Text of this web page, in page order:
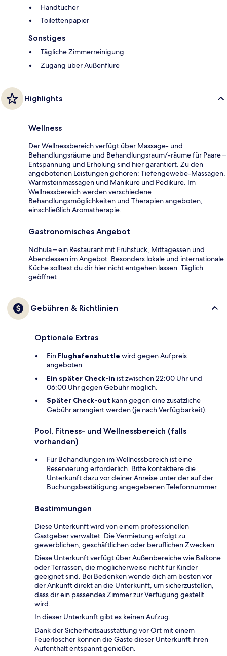
Handtücher
Toilettenpapier
Sonstiges
Tägliche Zimmerreinigung
Zugang über Außenflure
Highlights
Wellness
Der Wellnessbereich verfügt über Massage- und
Behandlungsräume und Behandlungsraum/-räume für Paare –
Entspannung und Erholung sind hier garantiert. Zu den
angebotenen Leistungen gehören: Tiefengewebe-Massagen,
Warmsteinmassagen und Maniküre und Pediküre. Im
Wellnessbereich werden verschiedene
Behandlungsmöglichkeiten und Therapien angeboten,
einschließlich Aromatherapie.
Gastronomisches Angebot
Ndhula – ein Restaurant mit Frühstück, Mittagessen und
Abendessen im Angebot. Besonders lokale und internationale
Küche solltest du dir hier nicht entgehen lassen. Täglich
geöffnet
Gebühren & Richtlinien
Optionale Extras
Ein Flughafenshuttle wird gegen Aufpreis
angeboten.
Ein später Check-in ist zwischen 22:00 Uhr und
06:00 Uhr gegen Gebühr möglich.
Später Check-out kann gegen eine zusätzliche
Gebühr arrangiert werden (je nach Verfügbarkeit).
Pool, Fitness- und Wellnessbereich (falls
vorhanden)
Für Behandlungen im Wellnessbereich ist eine
Reservierung erforderlich. Bitte kontaktiere die
Unterkunft dazu vor deiner Anreise unter der auf der
Buchungsbestätigung angegebenen Telefonnummer.
Bestimmungen
Diese Unterkunft wird von einem professionellen
Gastgeber verwaltet. Die Vermietung erfolgt zu
gewerblichen, geschäftlichen oder beruflichen Zwecken.
Diese Unterkunft verfügt über Außenbereiche wie Balkone
oder Terrassen, die möglicherweise nicht für Kinder
geeignet sind. Bei Bedenken wende dich am besten vor
der Ankunft direkt an die Unterkunft, um sicherzustellen,
dass dir ein passendes Zimmer zur Verfügung gestellt
wird.
In dieser Unterkunft gibt es keinen Aufzug.
Dank der Sicherheitsausstattung vor Ort mit einem
Feuerlöscher können die Gäste dieser Unterkunft ihren
Aufenthalt entspannt genießen.